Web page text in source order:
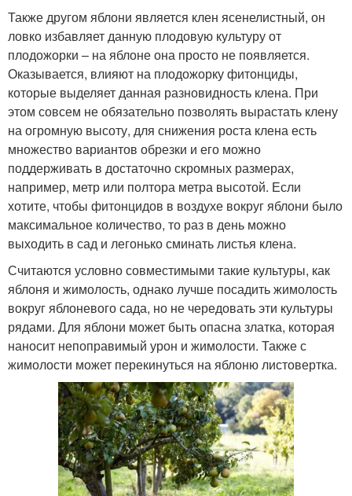
Также другом яблони является клен ясенелистный, он
ловко избавляет данную плодовую культуру от
плодожорки – на яблоне она просто не появляется.
Оказывается, влияют на плодожорку фитонциды,
которые выделяет данная разновидность клена. При
этом совсем не обязательно позволять вырастать клену
на огромную высоту, для снижения роста клена есть
множество вариантов обрезки и его можно
поддерживать в достаточно скромных размерах,
например, метр или полтора метра высотой. Если
хотите, чтобы фитонцидов в воздухе вокруг яблони было
максимальное количество, то раз в день можно
выходить в сад и легонько сминать листья клена.
Считаются условно совместимыми такие культуры, как
яблоня и жимолость, однако лучше посадить жимолость
вокруг яблоневого сада, но не чередовать эти культуры
рядами. Для яблони может быть опасна златка, которая
наносит непоправимый урон и жимолости. Также с
жимолости может перекинуться на яблоню листовертка.